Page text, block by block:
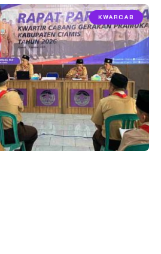
KWARCAB